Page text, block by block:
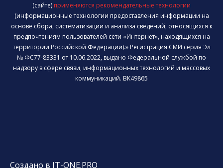
(сайте) применяются рекомендательные технологии
(информационные технологии предоставления информации на
основе сбора, систематизации и анализа сведений, относящихся к
предпочтениям пользователей сети «Интернет», находящихся на
территории Российской Федерации).» Регистрация СМИ серия Эл
№ ФС77-83331 от 10.06.2022, выдано Федеральной службой по
надзору в сфере связи, информационных технологий и массовых
коммуникаций. ВК49865
Создано в IT-ONE.PRO